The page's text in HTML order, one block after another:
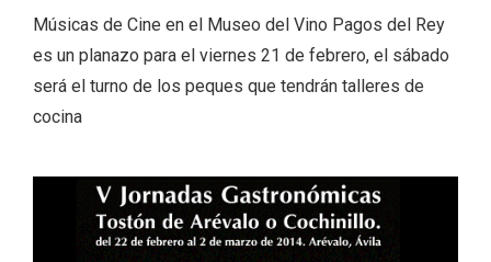
Músicas de Cine en el Museo del Vino Pagos del Rey
es un planazo para el viernes 21 de febrero, el sábado
será el turno de los peques que tendrán talleres de
cocina
Velay, una imagen renovada para el
vermouth de Valladolid